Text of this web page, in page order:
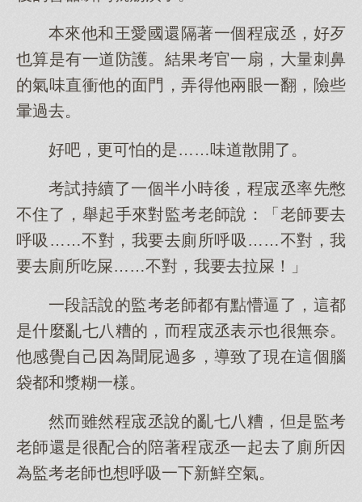
本來他和王愛國還隔著一個程宬丞，好歹
也算是有一道防護。結果考官一扇，大量刺鼻
的氣味直衝他的面門，弄得他兩眼一翻，險些
暈過去。
好吧，更可怕的是……味道散開了。
考試持續了一個半小時後，程宬丞率先憋
不住了，舉起手來對監考老師說：「老師要去
呼吸……不對，我要去廁所呼吸……不對，我
要去廁所吃屎……不對，我要去拉屎！」
一段話說的監考老師都有點懵逼了，這都
是什麼亂七八糟的，而程宬丞表示也很無奈。
他感覺自己因為聞屁過多，導致了現在這個腦
袋都和漿糊一樣。
然而雖然程宬丞說的亂七八糟，但是監考
老師還是很配合的陪著程宬丞一起去了廁所因
為監考老師也想呼吸一下新鮮空氣。